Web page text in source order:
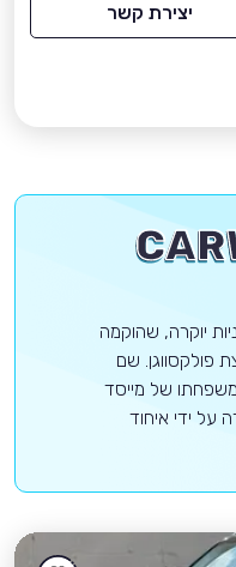
יצירת קשר
יוקרה, שהוקמה
מאז1964 לקבוצת פולקסווגן. שם
של מייסד
על ידי איחוד